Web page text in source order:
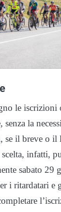
le iscrizioni
la
se il breve o il
infatti,
sabato 29
i ritardatari e